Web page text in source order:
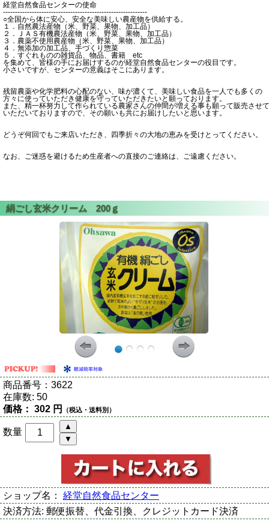
経堂自然食品センターの使命
------------------------------------------------------------
○全国から体に安心、安全な美味しい農産物を供給する。
１．自然農法産物（米、野菜、果物、加工品）
２．ＪＡＳ有機農法産物（米、野菜、果物、加工品）
３．農薬不使用農産物（米、野菜、果物、加工品）
４．無添加の加工品、手づくり惣菜
５．すぐれものの雑貨品、物品、書籍 etc
を集めて、皆様の手にお届けするのが経堂自然食品センターの役目です。
小さいですが、センターの意義はそこにあります。
残留農薬や化学肥料の心配のない、味が濃くて、美味しい食品を一人でも多くの
方々に使っていただき健康を守っていただきたいと願っております。
また、精一杯努力して作られている農家さんの仲間が増える事も願って販売させて
いただいておりますので、その願いも共にお届けしたいと思います。
どうぞ何回でもご来店いただき、四季折々の大地の恵みを受けとってください。
なお、ご迷惑を避けるため生産者への直接のご連絡は、ご遠慮ください。
商品番号： 3622
在庫数: 50
価格： 302 円 （税込・送料別）
数量
ショップ名： 経堂自然食品センター
決済方法: 郵便振替、代金引換、クレジットカード決済